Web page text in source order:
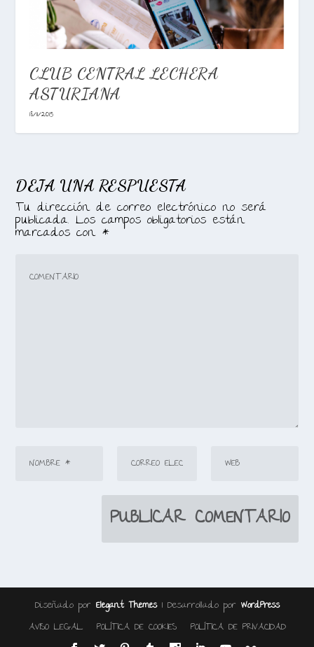
CLUB CENTRAL LECHERA
ASTURIANA
18/11/2015
DEJA UNA RESPUESTA
Tu dirección de correo electrónico no será
publicada. Los campos obligatorios están
marcados con *
Diseñado por Elegant Themes| Desarrollado por WordPress
AVISO LEGAL POLÍTICA DE COOKIES POLÍTICA DE PRIVACIDAD